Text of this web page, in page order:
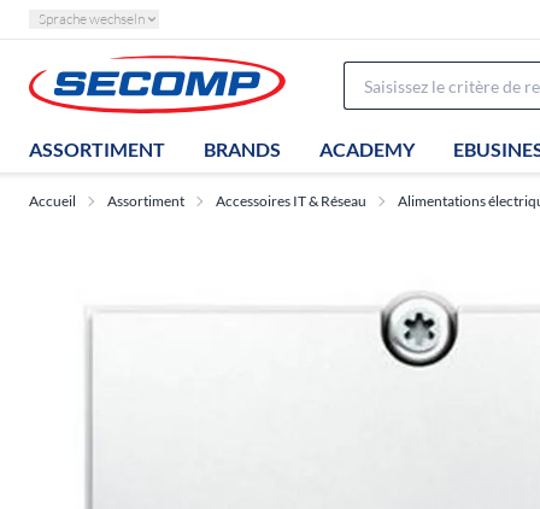
Sprache wechseln
ASSORTIMENT BRANDS ACADEMY
Accueil Assortiment Accessoires IT & Réseau Alimentations